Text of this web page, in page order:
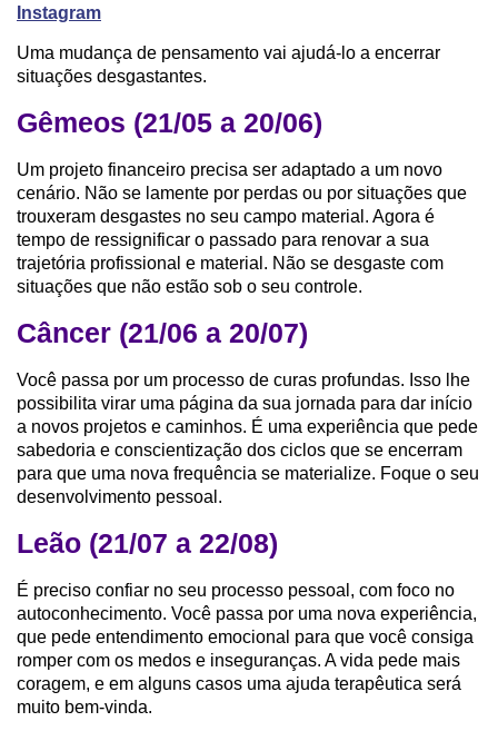
Instagram
Uma mudança de pensamento vai ajudá-lo a encerrar
situações desgastantes.
Gêmeos (21/05 a 20/06)
Um projeto financeiro precisa ser adaptado a um novo
cenário. Não se lamente por perdas ou por situações que
trouxeram desgastes no seu campo material. Agora é
tempo de ressignificar o passado para renovar a sua
trajetória profissional e material. Não se desgaste com
situações que não estão sob o seu controle.
Câncer (21/06 a 20/07)
Você passa por um processo de curas profundas. Isso lhe
possibilita virar uma página da sua jornada para dar início
a novos projetos e caminhos. É uma experiência que pede
sabedoria e conscientização dos ciclos que se encerram
para que uma nova frequência se materialize. Foque o seu
desenvolvimento pessoal.
Leão (21/07 a 22/08)
É preciso confiar no seu processo pessoal, com foco no
autoconhecimento. Você passa por uma nova experiência,
que pede entendimento emocional para que você consiga
romper com os medos e inseguranças. A vida pede mais
coragem, e em alguns casos uma ajuda terapêutica será
muito bem-vinda.